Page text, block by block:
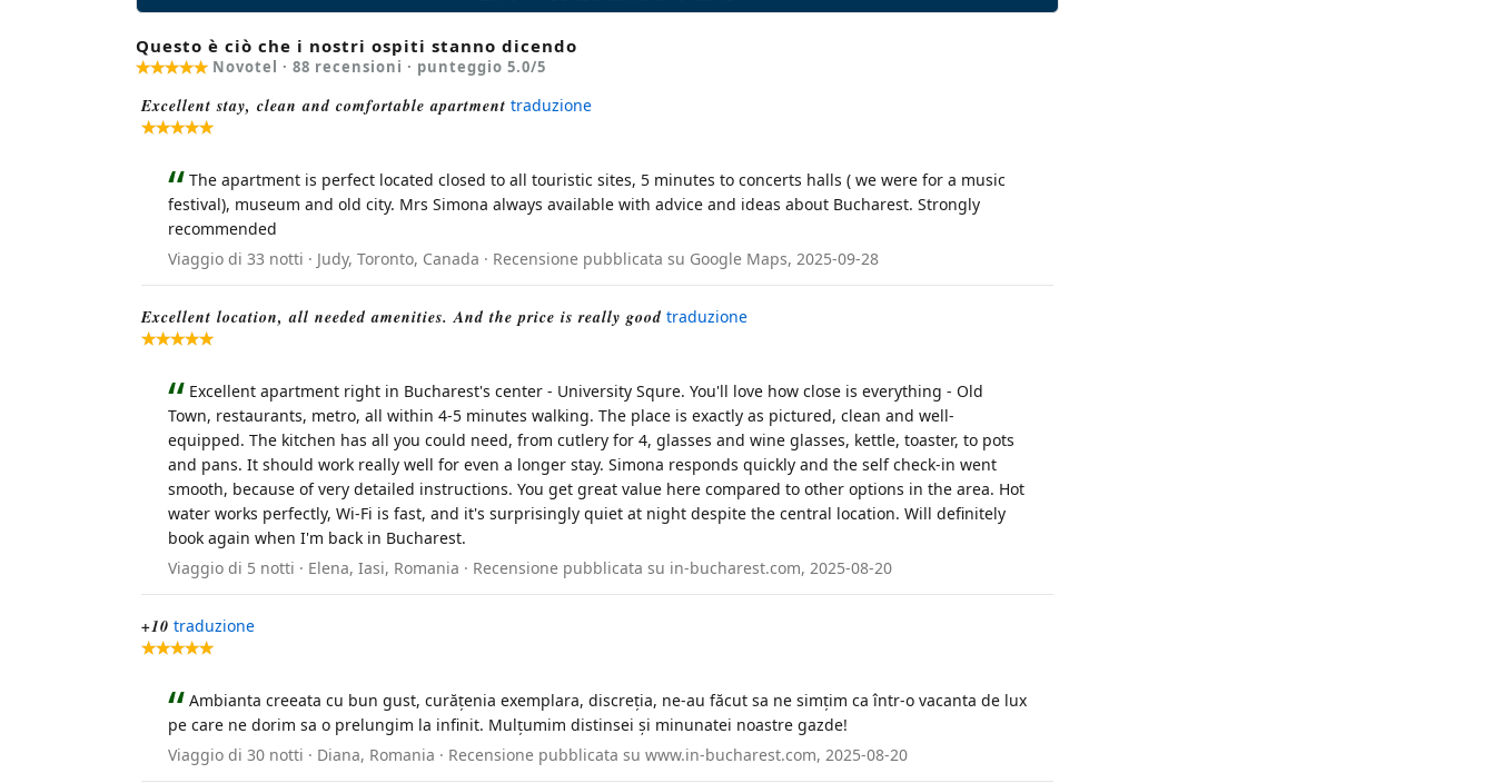
Questo è ciò che i nostri ospiti stanno dicendo
Novotel · 88 recensioni · punteggio 5.0/5
Excellent stay, clean and comfortable apartment traduzione
The apartment is perfect located closed to all touristic sites, 5 minutes to concerts halls ( we were for a music
festival), museum and old city. Mrs Simona always available with advice and ideas about Bucharest. Strongly
recommended
Viaggio di 33 notti · Judy, Toronto, Canada · Recensione pubblicata su Google Maps, 2025-09-28
Excellent location, all needed amenities. And the price is really good traduzione
Excellent apartment right in Bucharest's center - University Squre. You'll love how close is everything - Old
Town, restaurants, metro, all within 4-5 minutes walking. The place is exactly as pictured, clean and well-
equipped. The kitchen has all you could need, from cutlery for 4, glasses and wine glasses, kettle, toaster, to pots
and pans. It should work really well for even a longer stay. Simona responds quickly and the self check-in went
smooth, because of very detailed instructions. You get great value here compared to other options in the area. Hot
water works perfectly, Wi-Fi is fast, and it's surprisingly quiet at night despite the central location. Will definitely
book again when I'm back in Bucharest.
Viaggio di 5 notti · Elena, Iasi, Romania · Recensione pubblicata su in-bucharest.com, 2025-08-20
+10 traduzione
Ambianta creeata cu bun gust, curățenia exemplara, discreția, ne-au făcut sa ne simțim ca într-o vacanta de lux
pe care ne dorim sa o prelungim la infinit. Mulțumim distinsei și minunatei noastre gazde!
Viaggio di 30 notti · Diana, Romania · Recensione pubblicata su www.in-bucharest.com, 2025-08-20